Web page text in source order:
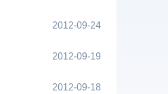
2012-09-24
2012-09-19
2012-09-18